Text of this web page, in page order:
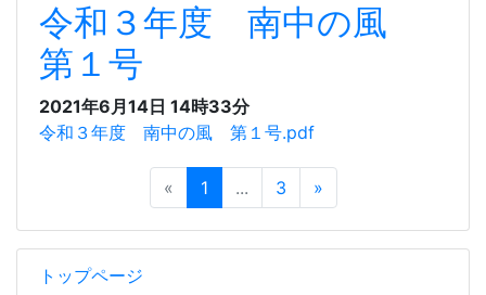
トップページ
令和３年度 南中の風
第１号
2021年6月14日 14時33分
令和３年度 南中の風 第１号.pdf
« 1 ... 3 »